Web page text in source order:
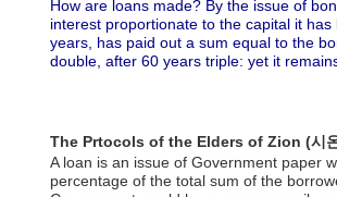
How are loans made? By the issue of
interest proportionate to the capital it
years, has paid out a sum equal to the
double, after 60 years triple: yet it
The Prtocols of the Elders of Zion (시
A loan is an issue of Government paper
percentage of the total sum of the